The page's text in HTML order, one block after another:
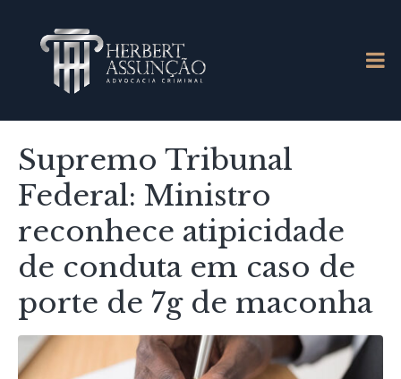
Supremo Tribunal
Federal: Ministro
reconhece atipicidade
de conduta em caso de
porte de 7g de maconha